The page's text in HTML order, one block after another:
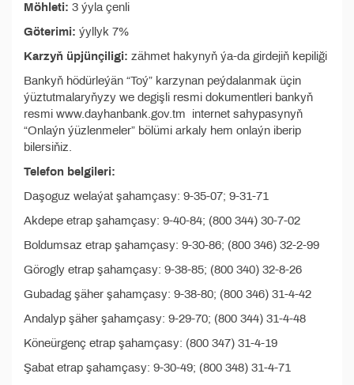
Möhleti: 3 ýyla çenli
Göterimi: ýyllyk 7%
Karzyň üpjünçiligi: zähmet hakynyň ýa-da girdejiň kepiliği
Bankyň hödürleýän “Toý” karzynan peýdalanmak üçin
ýüztutmalaryňyzy we degişli resmi dokumentleri bankyň
resmi www.dayhanbank.gov.tm internet sahypasynyň
“Onlaýn ýüzlenmeler” bölümi arkaly hem onlaýn iberip
bilersiňiz.
Telefon belgileri:
Daşoguz welaýat şahamçasy: 9-35-07; 9-31-71
Akdepe etrap şahamçasy: 9-40-84; (800 344) 30-7-02
Boldumsaz etrap şahamçasy: 9-30-86; (800 346) 32-2-99
Görogly etrap şahamçasy: 9-38-85; (800 340) 32-8-26
Gubadag şäher şahamçasy: 9-38-80; (800 346) 31-4-42
Andalyp şäher şahamçasy: 9-29-70; (800 344) 31-4-48
Köneürgenç etrap şahamçasy: (800 347) 31-4-19
Şabat etrap şahamçasy: 9-30-49; (800 348) 31-4-71